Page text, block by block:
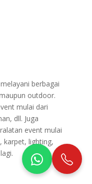
berbagai
outdoor.
mulai dari
dll. Juga
event mulai
karpet, lighting,